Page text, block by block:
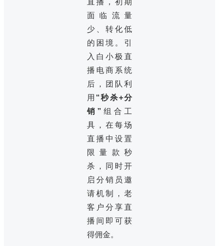
面临流量
少、转化低
的困境。引
入白小极直
播电商系统
后，团队利
用 “秒杀+分
销” 组合工
具，在每场
直播中设置
限量款秒
杀，同时开
启分销员邀
请机制，老
客户分享直
播间即可获
得佣金。